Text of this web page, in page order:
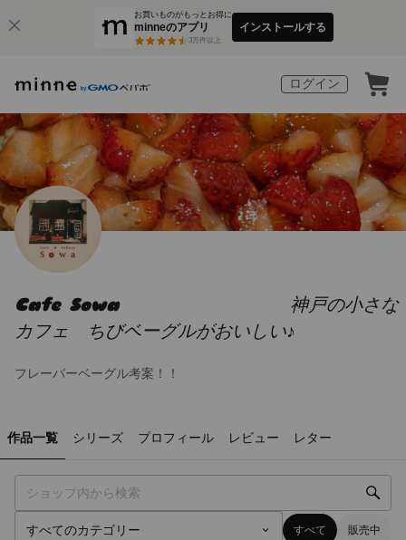
お買いものがもっとお得に
minneのアプリ
3万件以上
インストールする
ログイン
Cafe Sowa 神戸の小さな
カフェ ちびベーグルがおいしい♪
フレーバーベーグル考案！！
作品一覧 シリーズ プロフィール レビュー レター
すべて 販売中